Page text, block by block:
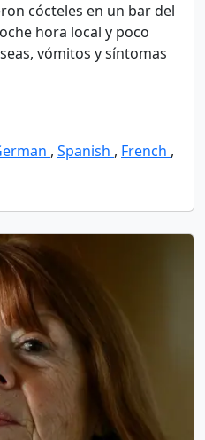
cócteles en un bar del
hora local y poco
vómitos y síntomas
, Spanish , French ,